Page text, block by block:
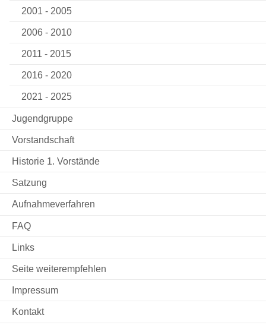
2001 - 2005
2006 - 2010
2011 - 2015
2016 - 2020
2021 - 2025
Jugendgruppe
Vorstandschaft
Historie 1. Vorstände
Satzung
Aufnahmeverfahren
FAQ
Links
Seite weiterempfehlen
Impressum
Kontakt